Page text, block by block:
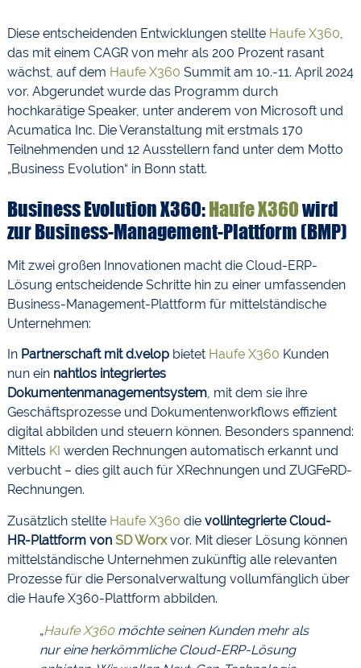
Diese entscheidenden Entwicklungen stellte Haufe X360
das mit einem CAGR von mehr als 200 Prozent rasant
wächst, auf dem Haufe X360 Summit am 10.-11. April 2024
vor. Abgerundet wurde das Programm durch
hochkarätige Speaker, unter anderem von Microsoft und
Acumatica Inc. Die Veranstaltung mit erstmals 170
Teilnehmenden und 12 Ausstellern fand unter dem Motto
„Business Evolution“ in Bonn statt.
Business Evolution X360:Haufe X360wird
zur Business-Management-Plattform (BMP)
Mit zwei großen Innovationen macht die Cloud-ERP-
Lösung entscheidende Schritte hin zu einer umfassenden
Business-Management-Plattform für mittelständische
Unternehmen:
InPartnerschaft mit d.velop bietet Haufe X360 Kunden
nun ein nahtlos integriertes
Dokumentenmanagementsystem, mit dem sie ihre
Geschäftsprozesse und Dokumentenworkflows effizient
digital abbilden und steuern können. Besonders spannend:
Mittels KI werden Rechnungen automatisch erkannt und
verbucht – dies gilt auch für XRechnungen und ZUGFeRD-
Rechnungen.
Zusätzlich stellte Haufe X360 dievollintegrierte Cloud-
HR-Plattform von SD Worxvor. Mit dieser Lösung können
mittelständische Unternehmen zukünftig alle relevanten
Prozesse für die Personalverwaltung vollumfänglich über
die Haufe X360-Plattform abbilden.
„Haufe X360möchte seinen Kunden mehr als
nur eine herkömmliche Cloud-ERP-Lösung